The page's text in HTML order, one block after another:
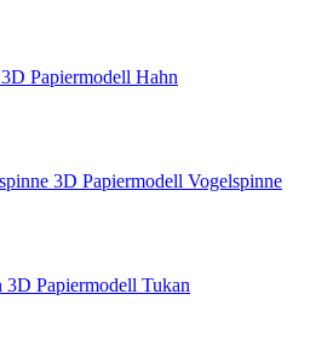
3D Papiermodell Hahn
3D Papiermodell Vogelspinne
3D Papiermodell Tukan